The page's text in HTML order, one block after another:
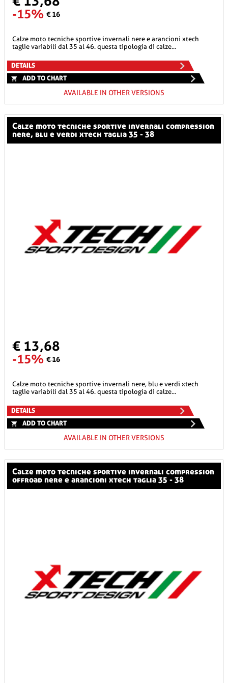
-15% € 16
calze moto tecniche sportive invernali nere e arancioni xtech
taglie variabili dal 35 al 46. questa tipologia di calze...
DETAILS
ADD TO CHART
AVAILABLE IN OTHER VERSIONS
calze moto tecniche sportive invernali compression
nere, blu e verdi xtech taglia 35 - 38
€ 13,68
-15% € 16
calze moto tecniche sportive invernali nere, blu e verdi xtech
taglie variabili dal 35 al 46. questa tipologia di calze...
DETAILS
ADD TO CHART
AVAILABLE IN OTHER VERSIONS
calze moto tecniche sportive invernali compression
offroad nere e arancioni xtech taglia 35 - 38